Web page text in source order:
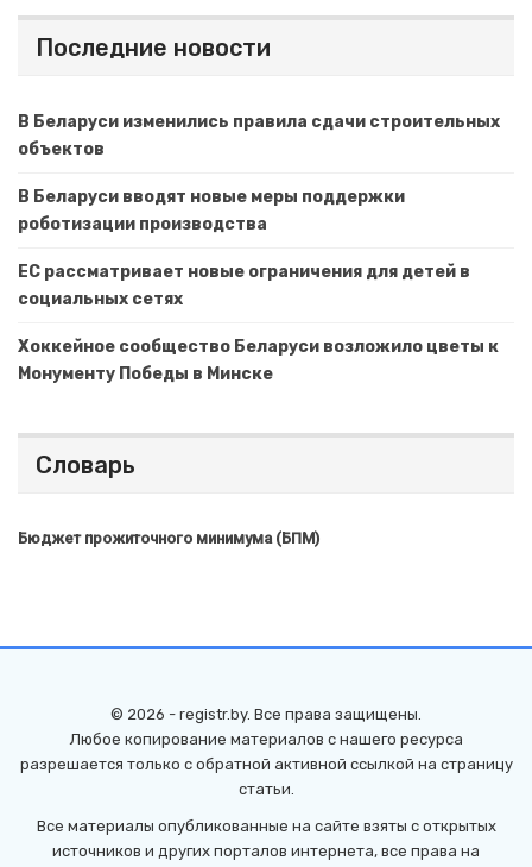
Последние новости
В Беларуси изменились правила сдачи строительных
объектов
В Беларуси вводят новые меры поддержки
роботизации производства
ЕС рассматривает новые ограничения для детей в
социальных сетях
Хоккейное сообщество Беларуси возложило цветы к
Монументу Победы в Минске
Словарь
Бюджет прожиточного минимума (БПМ)
© 2026 - registr.by. Все права защищены.
Любое копирование материалов с нашего ресурса
разрешается только с обратной активной ссылкой на страницу
статьи.
Все материалы опубликованные на сайте взяты с открытых
источников и других порталов интернета, все права на